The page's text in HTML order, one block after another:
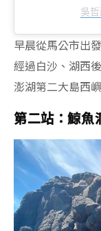
吳
早晨從馬公市出
經過白沙、湖西
澎湖第二大島西
第二站：鯨魚